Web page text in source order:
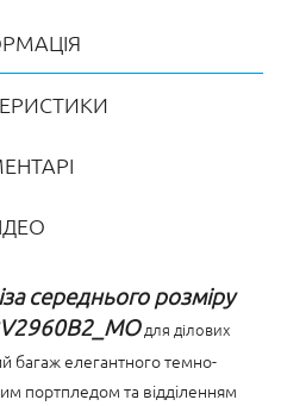
середнього розміру
для ділових
багаж елегантного темно-
портпледом та відділенням